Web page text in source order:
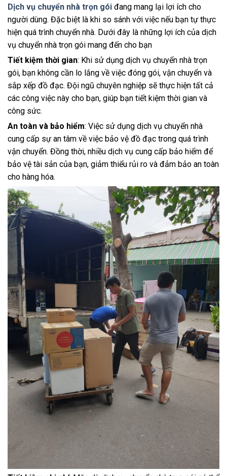
Dịch vụ chuyển nhà trọn gói đang mang lại lợi ích cho
người dùng. Đặc biệt là khi so sánh với việc nếu bạn tự thực
hiện quá trình chuyển nhà. Dưới đây là những lợi ích của dịch
vụ chuyển nhà trọn gói mang đến cho bạn
Tiết kiệm thời gian: Khi sử dụng dịch vụ chuyển nhà trọn
gói, bạn không cần lo lắng về việc đóng gói, vận chuyển và
sắp xếp đồ đạc. Đội ngũ chuyên nghiệp sẽ thực hiện tất cả
các công việc này cho bạn, giúp bạn tiết kiệm thời gian và
công sức.
An toàn và bảo hiểm: Việc sử dụng dịch vụ chuyển nhà
cung cấp sự an tâm về việc bảo vệ đồ đạc trong quá trình
vận chuyển. Đồng thời, nhiều dịch vụ cung cấp bảo hiểm để
bảo vệ tài sản của bạn, giảm thiểu rủi ro và đảm bảo an toàn
cho hàng hóa.